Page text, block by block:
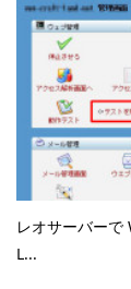
レオサーバーで
L...